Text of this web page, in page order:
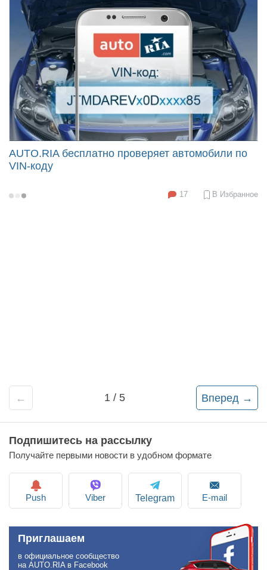
AUTO.RIA бесплатно проверяет автомобили по
VIN-коду
2019-
17 В Избранное
← 1 / 5 Вперед →
Подпишитесь на рассылку
Получайте первыми новости в удобном формате
Push Viber Telegram E-mail
Приглашаем
в официальное сообщество
на AUTO.RIA в Facebook